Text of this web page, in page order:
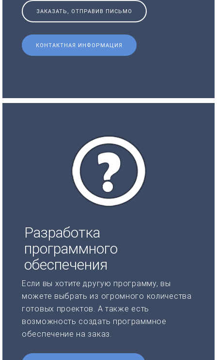
ЗАКАЗАТЬ, ОТПРАВИВ ПИСЬМО
КОНТАКТНАЯ ИНФОРМАЦИЯ
Разработка
программного
обеспечения
Если вы хотите другую программу, вы
можете выбрать из огромного количества
готовых проектов. А также есть
возможность создать программное
обеспечение на заказ.